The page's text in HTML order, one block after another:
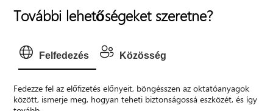
További lehetőségeket szeretne?
Felfedezés Közösség
Fedezze fel az előfizetés előnyeit, böngésszen az oktatóanyagok
között, ismerje meg, hogyan teheti biztonságossá eszközét, és így